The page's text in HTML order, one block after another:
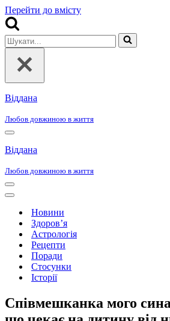
Перейти до вмісту
Шукати...
Віддана
Любов довжиною в життя
Меню
навігації
Віддана
Любов довжиною в життя
Меню
навігації
Меню
навігаціїНовини
Здоров’я
Астрологія
Рецепти
Поради
Стосунки
Історії
Співмешканка мого